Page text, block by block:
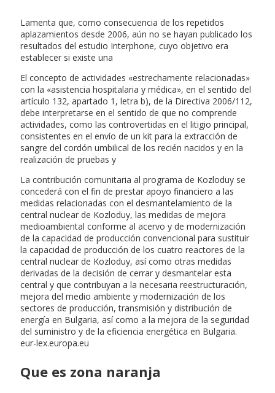
Lamenta que, como consecuencia de los repetidos
aplazamientos desde 2006, aún no se hayan publicado los
resultados del estudio Interphone, cuyo objetivo era
establecer si existe una
El concepto de actividades «estrechamente relacionadas»
con la «asistencia hospitalaria y médica», en el sentido del
artículo 132, apartado 1, letra b), de la Directiva 2006/112,
debe interpretarse en el sentido de que no comprende
actividades, como las controvertidas en el litigio principal,
consistentes en el envío de un kit para la extracción de
sangre del cordón umbilical de los recién nacidos y en la
realización de pruebas y
La contribución comunitaria al programa de Kozloduy se
concederá con el fin de prestar apoyo financiero a las
medidas relacionadas con el desmantelamiento de la
central nuclear de Kozloduy, las medidas de mejora
medioambiental conforme al acervo y de modernización
de la capacidad de producción convencional para sustituir
la capacidad de producción de los cuatro reactores de la
central nuclear de Kozloduy, así como otras medidas
derivadas de la decisión de cerrar y desmantelar esta
central y que contribuyan a la necesaria reestructuración,
mejora del medio ambiente y modernización de los
sectores de producción, transmisión y distribución de
energía en Bulgaria, así como a la mejora de la seguridad
del suministro y de la eficiencia energética en Bulgaria.
eur-lex.europa.eu
Que es zona naranja